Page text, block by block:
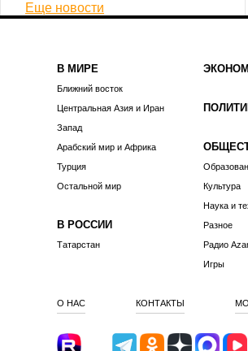
Еще новости
В МИРЕ
Ближний восток
Центральная Азия и Иран
Запад
Арабский мир и Африка
Турция
Остальной мир
В РОССИИ
Татарстан
Культура
Наука и
Разное
Радио
Игры
О НАС КОНТАКТЫ